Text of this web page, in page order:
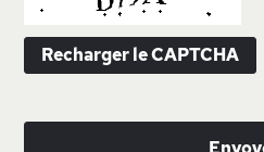
Recharger le CAPTCHA